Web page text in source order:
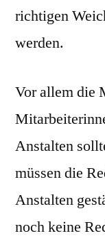
richtigen
werden.
Vor allem die
Anstalten
müssen die
Anstalten
noch keine